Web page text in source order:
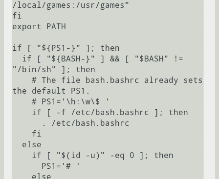
/local/games:/usr/games"
fi
export PATH
if [ "${PS1-}" ]; then
"/bin/sh" ]; then
the default PS1.